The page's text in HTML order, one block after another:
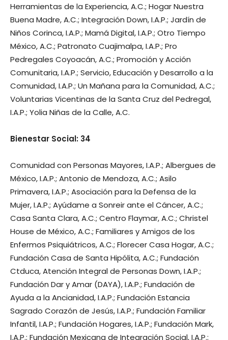
Herramientas de la Experiencia, A.C.; Hogar Nuestra
Buena Madre, A.C.; Integración Down, I.A.P.; Jardín de
Niños Corinca, I.A.P.; Mamá Digital, I.A.P.; Otro Tiempo
México, A.C.; Patronato Cuajimalpa, I.A.P.; Pro
Pedregales Coyoacán, A.C.; Promoción y Acción
Comunitaria, I.A.P.; Servicio, Educación y Desarrollo a la
Comunidad, I.A.P.; Un Mañana para la Comunidad, A.C.;
Voluntarias Vicentinas de la Santa Cruz del Pedregal,
I.A.P.; Yolia Niñas de la Calle, A.C.
Bienestar Social: 34
Comunidad con Personas Mayores, I.A.P.; Albergues de
México, I.A.P.; Antonio de Mendoza, A.C.; Asilo
Primavera, I.A.P.; Asociación para la Defensa de la
Mujer, I.A.P.; Ayúdame a Sonreir ante el Cáncer, A.C.;
Casa Santa Clara, A.C.; Centro Flaymar, A.C.; Christel
House de México, A.C.; Familiares y Amigos de los
Enfermos Psiquiátricos, A.C.; Florecer Casa Hogar, A.C.;
Fundación Casa de Santa Hipólita, A.C.; Fundación
Ctduca, Atención Integral de Personas Down, I.A.P.;
Fundación Dar y Amar (DAYA), I.A.P.; Fundación de
Ayuda a la Ancianidad, I.A.P.; Fundación Estancia
Sagrado Corazón de Jesús, I.A.P.; Fundación Familiar
Infantil, I.A.P.; Fundación Hogares, I.A.P.; Fundación Mark,
I.A.P.; Fundación Mexicana de Integración Social, I.A.P.;